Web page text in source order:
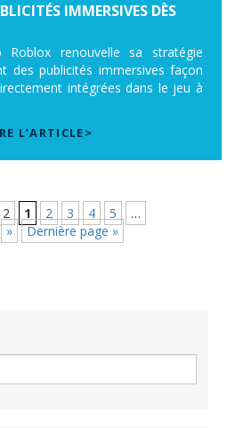
IMMERSIVES DÈS
renouvelle sa stratégie
des publicités immersives façon
intégrées dans le jeu à
L’ARTICLE>
1 2 3 4 5
…
» Dernière page »